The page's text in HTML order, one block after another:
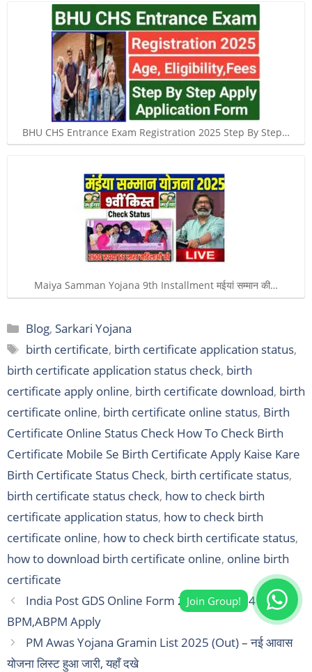
BHU CHS Entrance Exam Registration 2025 Step By Step…
Maiya Samman Yojana 9th Installment मईयां सम्मान की…
Categories
Blog, Sarkari Yojana
Tags
birth certificate, birth certificate application status,
birth certificate application status check, birth
certificate apply online, birth certificate download, birth
certificate online, birth certificate online status, Birth
Certificate Online Status Check How To Check Birth
Certificate Mobile Se Birth Certificate Apply Kaise Kare
Birth Certificate Status Check, birth certificate status,
birth certificate status check, how to check birth
certificate application status, how to check birth
certificate online, how to check birth certificate status,
how to download birth certificate online, online birth
certificate
India Post GDS Online Form 2025 Post 21413
BPM,ABPM Apply
PM Awas Yojana Gramin List 2025 (Out) – नई आवास
योजना लिस्ट हुआ जारी, यहाँ दखे